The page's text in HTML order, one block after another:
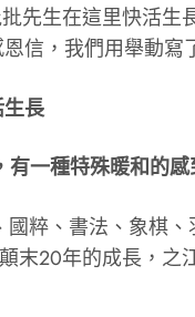
先生在這里快活生
信，我們用舉動寫
長
有一種特殊暖和的感
國粹、書法、象棋
末20年的成長，之